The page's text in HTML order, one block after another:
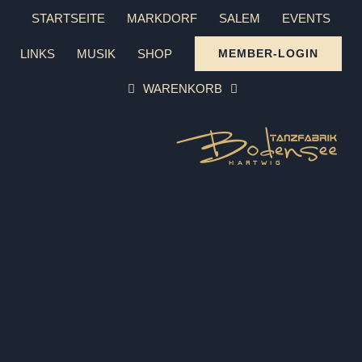
Zum
springen
STARTSEITE MARKDORF SALEM EVENTS
LINKS MUSIK SHOP MEMBER-LOGIN
WARENKORB